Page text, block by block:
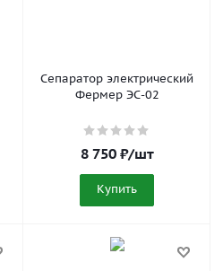
Сепаратор электрический
Фермер ЭС-02
8 750₽/шт
Купить